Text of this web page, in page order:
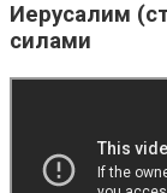
Иерусалим
силами